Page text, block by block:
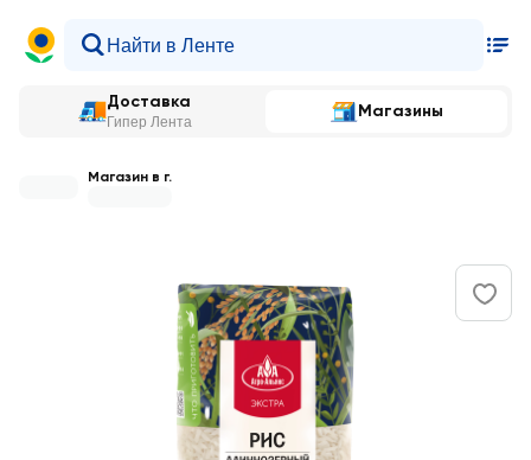
Доставка
Гипер Лента
Магазины
Магазин в г.